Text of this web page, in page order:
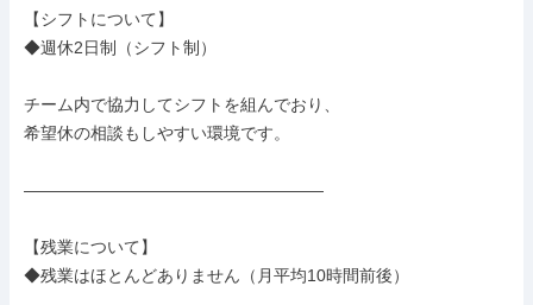
【シフトについて】
◆週休2日制（シフト制）
チーム内で協力してシフトを組んでおり、
希望休の相談もしやすい環境です。
――――――――――――――――――
【残業について】
◆残業はほとんどありません（月平均10時間前後）